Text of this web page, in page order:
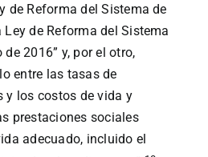
de Reforma del Sistema de
de Reforma del Sistema
2016” y, por el otro,
entre las tasas de
y los costos de vida y
prestaciones sociales
adecuado, incluido el